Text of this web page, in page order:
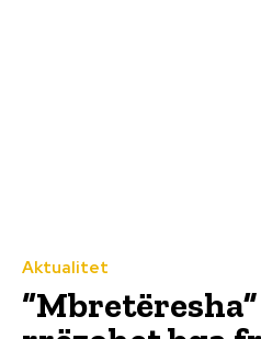
Aktualitet
“Mbretëresha”